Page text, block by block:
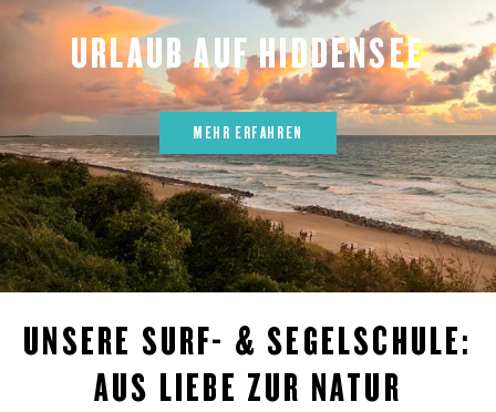
URLAUB AUF HIDDENSEE
MEHR ERFAHREN
UNSERE SURF- & SEGELSCHULE:
AUS LIEBE ZUR NATUR